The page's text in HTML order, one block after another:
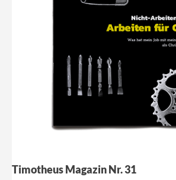
Timotheus Magazin Nr. 31